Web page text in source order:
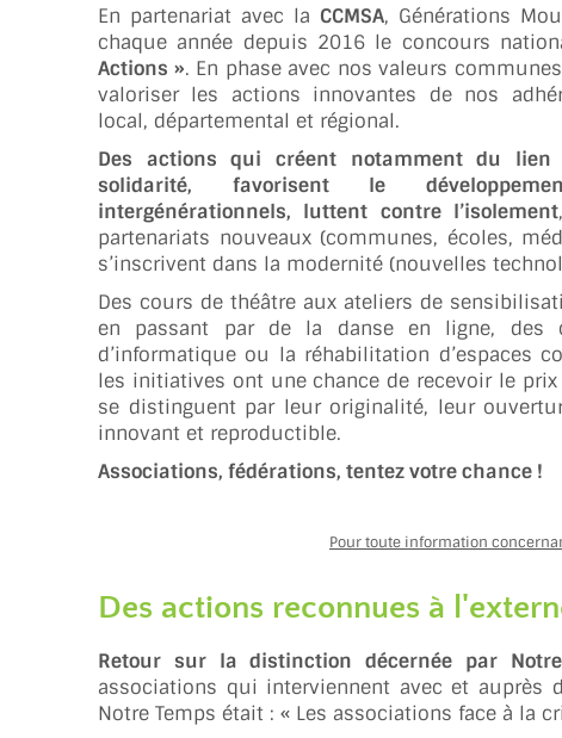
En partenariat avec la CCMSA, Générations
chaque année depuis 2016 le concours
Actions ». En phase avec nos valeurs
valoriser les actions innovantes de nos
local, départemental et régional.
Des actions qui créent notamment du
solidarité, favorisent le
intergénérationnels, luttent contre l’isolement
partenariats nouveaux (communes, écoles,
s’inscrivent dans la modernité (nouvelles
Des cours de théâtre aux ateliers de
en passant par de la danse en ligne, des
d’informatique ou la réhabilitation d’espaces
les initiatives ont une chance de recevoir le prix
se distinguent par leur originalité, leur
innovant et reproductible.
Associations, fédérations, tentez votre chance !
Pour toute information
Des actions reconnues à
Retour sur la distinction décernée par
associations qui interviennent avec et auprès
Notre Temps était : « Les associations face à la